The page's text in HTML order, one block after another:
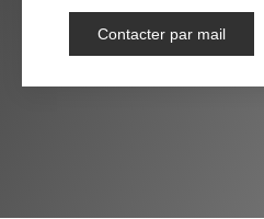
Contacter par mail